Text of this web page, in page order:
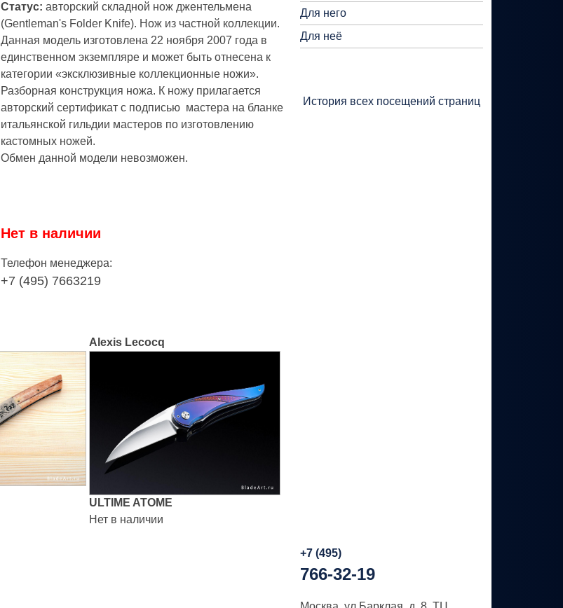
Статус: авторский складной нож джентельмена
(Gentleman's Folder Knife). Нож из частной коллекции.
Данная модель изготовлена 22 ноября 2007 года в
единственном экземпляре и может быть отнесена к
категории «эксклюзивные коллекционные ножи».
Разборная конструкция ножа. К ножу прилагается
авторский сертификат c подписью мастера на бланке
итальянской гильдии мастеров по изготовлению
кастомных ножей.
Обмен данной модели невозможен.
Нет в наличии
Телефон менеджера:
+7 (495) 7663219
Alexis Lecocq
ULTIME ATOME
Нет в наличии
Для него
Для неё
История всех посещений страниц
+7 (495)
766-32-19